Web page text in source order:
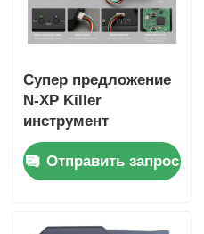
Супер предложение
N-XP Killer
инструмент
Поддержка
разблокировки и
добавления всех N-
умный удаленный
Отправить запрос